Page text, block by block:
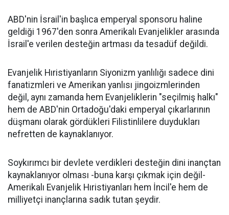
ABD'nin İsrail'in başlıca emperyal sponsoru haline
geldiği 1967'den sonra Amerikalı Evanjelikler arasında
İsrail'e verilen desteğin artması da tesadüf değildi.
Evanjelik Hıristiyanların Siyonizm yanlılığı sadece dini
fanatizmleri ve Amerikan yanlısı jingoizmlerinden
değil, aynı zamanda hem Evanjeliklerin "seçilmiş halkı"
hem de ABD'nin Ortadoğu'daki emperyal çıkarlarının
düşmanı olarak gördükleri Filistinlilere duydukları
nefretten de kaynaklanıyor.
Soykırımcı bir devlete verdikleri desteğin dini inançtan
kaynaklanıyor olması -buna karşı çıkmak için değil-
Amerikalı Evanjelik Hıristiyanları hem İncil'e hem de
milliyetçi inançlarına sadık tutan şeydir.